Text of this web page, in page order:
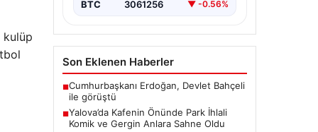
kulüp
BTC 3061256 ▼ -0.56%
Son Eklenen Haberler
■Cumhurbaşkanı Erdoğan, Devlet Bahçeli
ile görüştü
■Yalova’da Kafenin Önünde Park İhlali
Komik ve Gergin Anlara Sahne Oldu